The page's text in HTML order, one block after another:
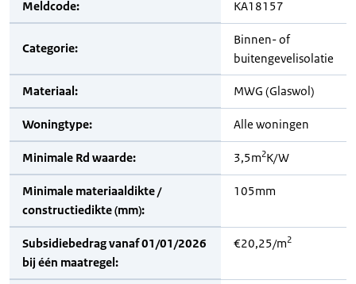
Meldcode: KA18157
Categorie:
Binnen- of
buitengevelisolatie
Materiaal: MWG (Glaswol)
Woningtype: Alle woningen
Minimale Rd waarde: 3,5m2K/W
Minimale materiaaldikte /
constructiedikte (mm):
105mm
Subsidiebedrag vanaf 01/01/2026
bij één maatregel:
€20,25/m2